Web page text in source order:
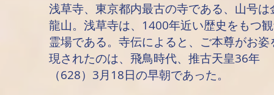
浅草寺、東京都内最古の寺である、山号は
龍山。浅草寺は、1400年近い歴史をもつ
霊場である。寺伝によると、ご本尊がお姿
現されたのは、飛鳥時代、推古天皇36年
（628）3月18日の早朝であった。